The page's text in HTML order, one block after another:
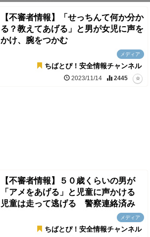
【不審者情報】「せっちんて何か分か
る？教えてあげる」と男が女児に声を
かけ、腕をつかむ
メディア
ちばとぴ！安全情報チャンネル
2023/11/14 2445
【不審者情報】５０歳くらいの男が
「アメをあげる」と児童に声かける
児童は走って逃げる 警察連絡済み
メディア
ちばとぴ！安全情報チャンネル